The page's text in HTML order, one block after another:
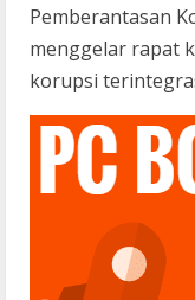
Pemberantasan
menggelar rapat
korupsi